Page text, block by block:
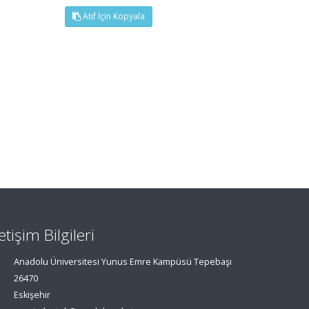
Atıf İçin Kopyala
Bilgileri
Anadolu Üniversitesi Yunus Emre Kampüsü Tepebaşı
26470
Eskişehir